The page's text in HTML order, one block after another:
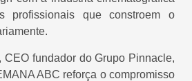
profissionais que constroem o
CEO fundador do Grupo Pinnacle,
ABC reforça o compromisso